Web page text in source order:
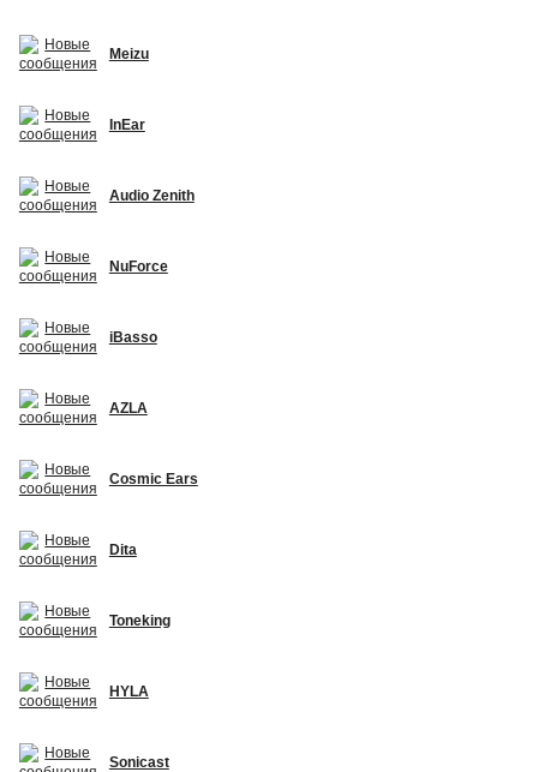
Meizu
InEar
Audio Zenith
NuForce
iBasso
AZLA
Cosmic Ears
Dita
Toneking
HYLA
Sonicast